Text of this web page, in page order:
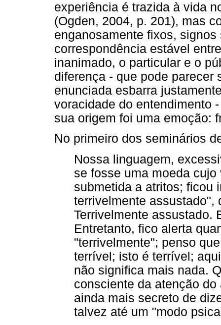
experiência é trazida à vida
(Ogden, 2004, p. 201), mas
enganosamente fixos,
correspondência estável
inanimado, o particular e o
diferença - que pode parecer
enunciada esbarra
voracidade do entendimento
sua origem foi uma emoção:
No primeiro dos seminários
Nossa linguagem,
se fosse uma moeda
submetida a atritos; ficou
terrivelmente assustado",
Terrivelmente assustado.
Entretanto, fico alerta
"terrivelmente"; penso
terrível; isto é terrível;
não significa mais nada.
consciente da atenção
ainda mais secreto de
talvez até um "modo